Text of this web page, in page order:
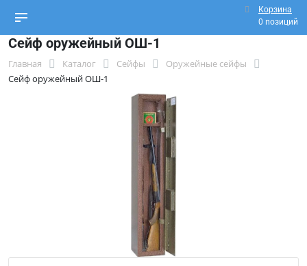
Корзина
0 позиций
Сейф оружейный ОШ-1
Главная Каталог Сейфы
Оружейные сейфы
Сейф оружейный ОШ-1